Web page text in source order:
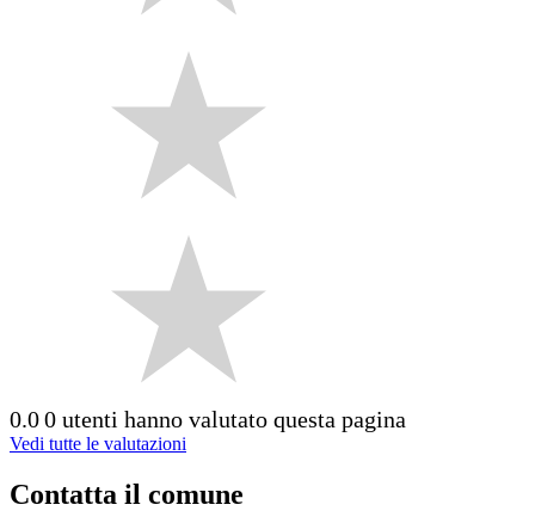
0.00 utenti hanno valutato questa pagina
Vedi tutte le valutazioni
Contatta il comune